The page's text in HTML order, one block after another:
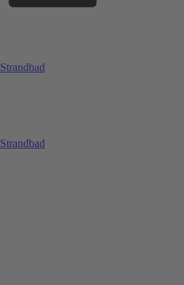
Strandbad
Strandbad